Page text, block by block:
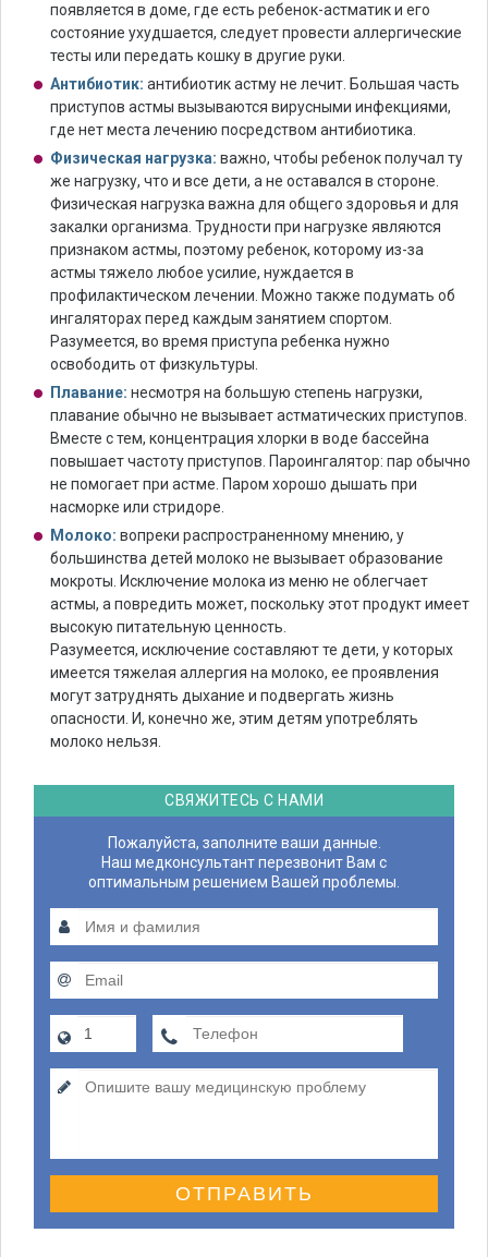
появляется в доме, где есть ребенок-астматик и его
состояние ухудшается, следует провести аллергические
тесты или передать кошку в другие руки.
Антибиотик: антибиотик астму не лечит. Большая часть
приступов астмы вызываются вирусными инфекциями,
где нет места лечению посредством антибиотика.
Физическая нагрузка: важно, чтобы ребенок получал ту
же нагрузку, что и все дети, а не оставался в стороне.
Физическая нагрузка важна для общего здоровья и для
закалки организма. Трудности при нагрузке являются
признаком астмы, поэтому ребенок, которому из-за
астмы тяжело любое усилие, нуждается в
профилактическом лечении. Можно также подумать об
ингаляторах перед каждым занятием спортом.
Разумеется, во время приступа ребенка нужно
освободить от физкультуры.
Плавание: несмотря на большую степень нагрузки,
плавание обычно не вызывает астматических приступов.
Вместе с тем, концентрация хлорки в воде бассейна
повышает частоту приступов. Пароингалятор: пар обычно
не помогает при астме. Паром хорошо дышать при
насморке или стридоре.
Молоко: вопреки распространенному мнению, у
большинства детей молоко не вызывает образование
мокроты. Исключение молока из меню не облегчает
астмы, а повредить может, поскольку этот продукт имеет
высокую питательную ценность.
Разумеется, исключение составляют те дети, у которых
имеется тяжелая аллергия на молоко, ее проявления
могут затруднять дыхание и подвергать жизнь
опасности. И, конечно же, этим детям употреблять
молоко нельзя.
СВЯЖИТЕСЬ С НАМИ
Пожалуйста, заполните ваши данные.
Наш медконсультант перезвонит Вам с
оптимальным решением Вашей проблемы.
ОТПРАВИТЬ